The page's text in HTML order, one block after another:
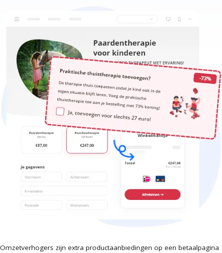
Omzetverhogers zijn extra productaanbiedingen op een betaalpagina